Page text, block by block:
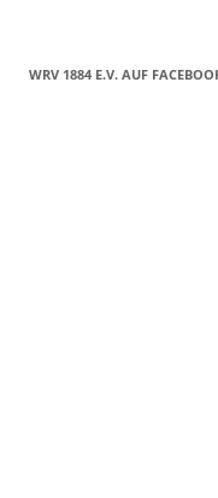
WRV 1884 E.V. AUF